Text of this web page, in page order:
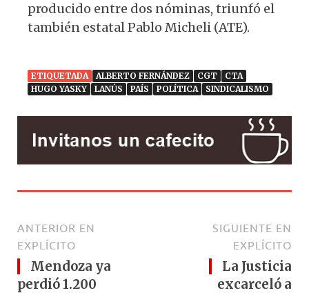
producido entre dos nóminas, triunfó el
también estatal Pablo Micheli (ATE).
ETIQUETADA ALBERTO FERNÁNDEZ CGT
CTA
HUGO YASKY
LANÚS PAÍS POLÍTICA SINDICALISMO
ANTERIOR EN
EXPLÍCITO
Mendoza ya
perdió 1.200
SIGUIENTE EN
EXPLÍCITO
La Justicia
excarceló a